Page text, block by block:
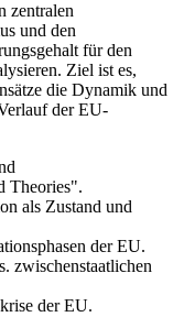
zentralen
und den
für den
Ziel ist es,
die Dynamik und
der EU-
Theories".
als Zustand und
der EU.
zwischenstaatlichen
der EU.